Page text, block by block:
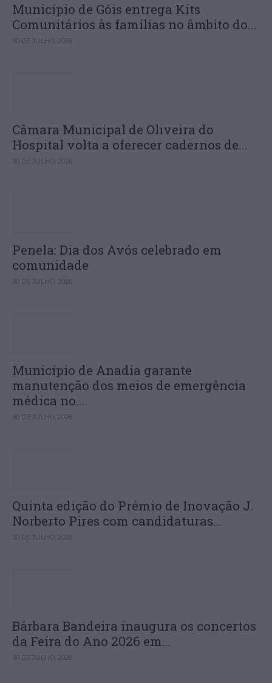
Município de Góis entrega Kits
Comunitários às famílias no âmbito do...
30 DE JULHO, 2026
Câmara Municipal de Oliveira do
Hospital volta a oferecer cadernos de...
30 DE JULHO, 2026
Penela: Dia dos Avós celebrado em
comunidade
30 DE JULHO, 2026
Município de Anadia garante
manutenção dos meios de emergência
médica no...
30 DE JULHO, 2026
Quinta edição do Prémio de Inovação J.
Norberto Pires com candidaturas...
30 DE JULHO, 2026
Bárbara Bandeira inaugura os concertos
da Feira do Ano 2026 em...
30 DE JULHO, 2026